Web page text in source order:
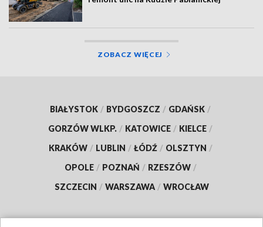
ZOBACZ WIĘCEJ
BIAŁYSTOK / BYDGOSZCZ / GDAŃSK /
GORZÓW WLKP. / KATOWICE / KIELCE /
KRAKÓW / LUBLIN / ŁÓDŹ / OLSZTYN /
OPOLE / POZNAŃ / RZESZÓW /
SZCZECIN / WARSZAWA / WROCŁAW